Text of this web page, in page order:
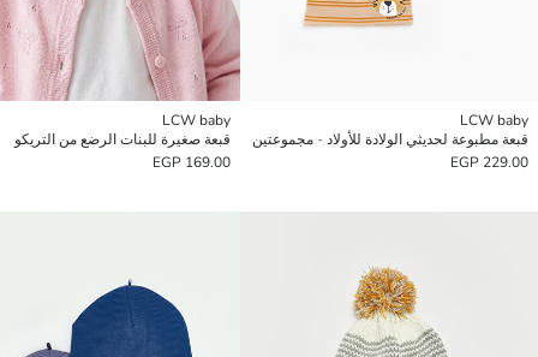
LCW baby
قبعة مطبوعة لحديثي الولادة للأولاد - مجموعتين
229.00 EGP
LCW baby
قبعة صغيرة للبنات الرضع من التريكو
169.00 EGP